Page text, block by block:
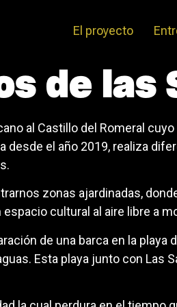
El proyecto
de las
al Castillo del Romeral
desde el año 2019, realiza
zonas ajardinadas,
cultural al aire libre a
de una barca en la
Esta playa junto con Las